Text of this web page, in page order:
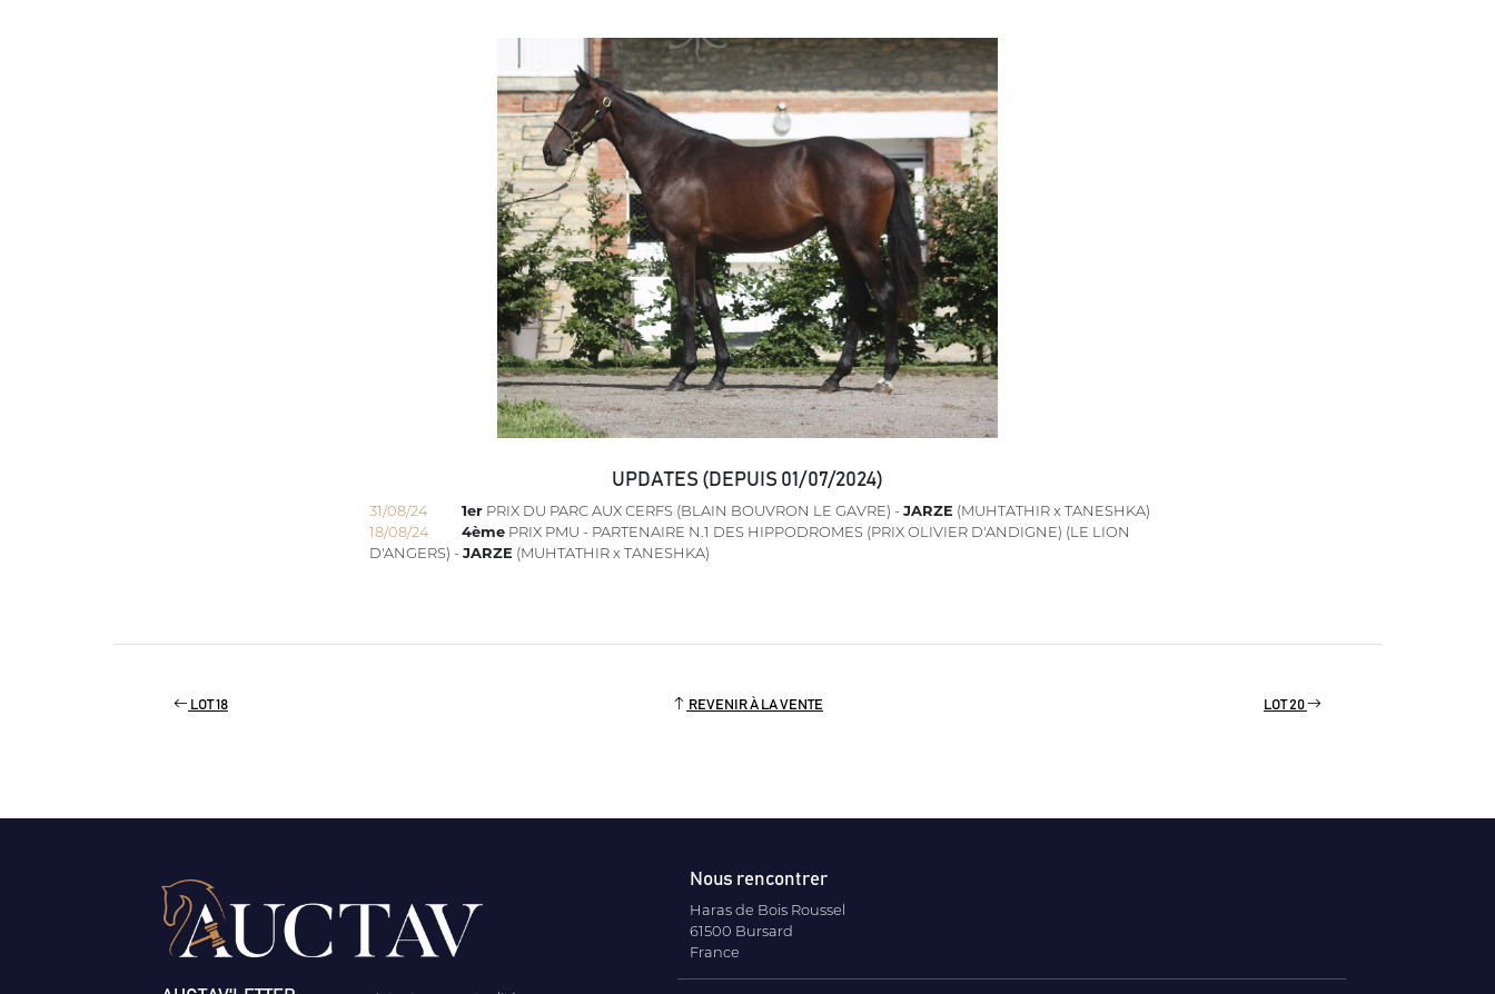
UPDATES (DEPUIS 01/07/2024)
31/08/24 1erPRIX DU PARC AUX CERFS (BLAIN BOUVRON LE GAVRE) - JARZE (MUHTATHIR x TANESHKA)
18/08/24
4èmePRIX PMU - PARTENAIRE N.1 DES HIPPODROMES (PRIX OLIVIER D'ANDIGNE) (LE LION
D'ANGERS) - JARZE (MUHTATHIR x TANESHKA)
LOT 18 REVENIR À LA VENTE LOT 20
Nous rencontrer
Haras de Bois Roussel
61500 Bursard
France